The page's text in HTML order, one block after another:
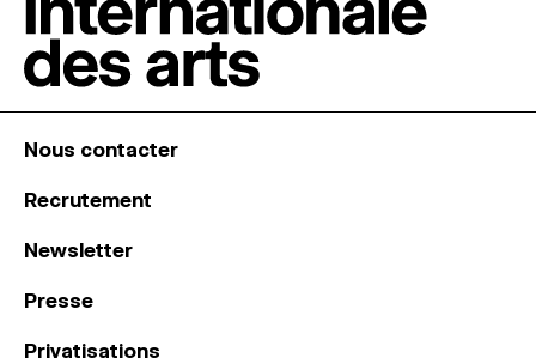
Nous contacter
Recrutement
Newsletter
Presse
Privatisations